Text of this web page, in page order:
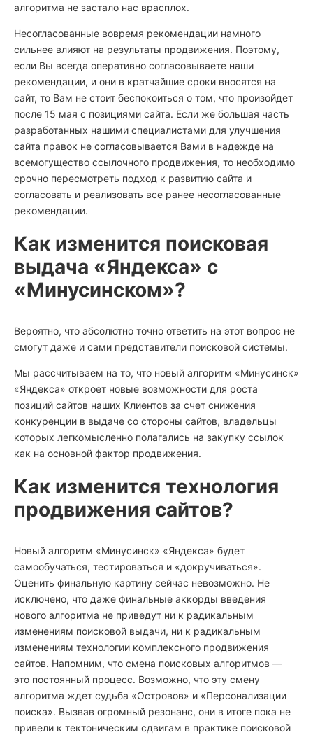
алгоритма не застало нас врасплох.
Несогласованные вовремя рекомендации намного
сильнее влияют на результаты продвижения. Поэтому,
если Вы всегда оперативно согласовываете наши
рекомендации, и они в кратчайшие сроки вносятся на
сайт, то Вам не стоит беспокоиться о том, что произойдет
после 15 мая с позициями сайта. Если же большая часть
разработанных нашими специалистами для улучшения
сайта правок не согласовывается Вами в надежде на
всемогущество ссылочного продвижения, то необходимо
срочно пересмотреть подход к развитию сайта и
согласовать и реализовать все ранее несогласованные
рекомендации.
Как изменится поисковая
выдача «Яндекса» с
«Минусинском»?
Вероятно, что абсолютно точно ответить на этот вопрос не
смогут даже и сами представители поисковой системы.
Мы рассчитываем на то, что новый алгоритм «Минусинск»
«Яндекса» откроет новые возможности для роста
позиций сайтов наших Клиентов за счет снижения
конкуренции в выдаче со стороны сайтов, владельцы
которых легкомысленно полагались на закупку ссылок
как на основной фактор продвижения.
Как изменится технология
продвижения сайтов?
Новый алгоритм «Минусинск» «Яндекса» будет
самообучаться, тестироваться и «докручиваться».
Оценить финальную картину сейчас невозможно. Не
исключено, что даже финальные аккорды введения
нового алгоритма не приведут ни к радикальным
изменениям поисковой выдачи, ни к радикальным
изменениям технологии комплексного продвижения
сайтов. Напомним, что смена поисковых алгоритмов —
это постоянный процесс. Возможно, что эту смену
алгоритма ждет судьба «Островов» и «Персонализации
поиска». Вызвав огромный резонанс, они в итоге пока не
привели к тектоническим сдвигам в практике поисковой